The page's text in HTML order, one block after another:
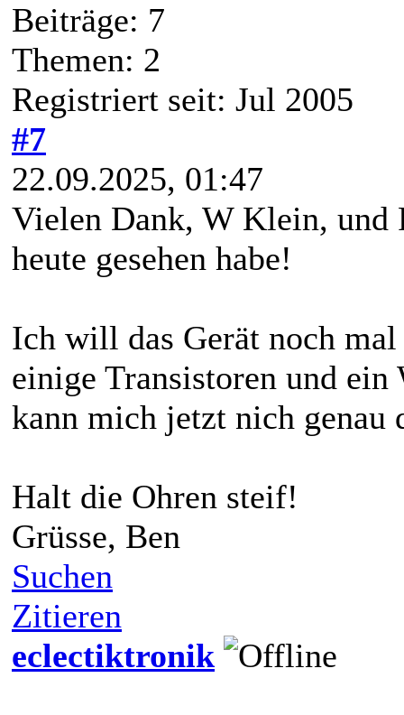
Beiträge: 7
Themen: 2
Registriert seit: Jul 2005
#7
22.09.2025, 01:47
Vielen Dank, W Klein, und
heute gesehen habe!
Ich will das Gerät noch
einige Transistoren und ein
kann mich jetzt nich genau
Halt die Ohren steif!
Grüsse, Ben
Suchen
Zitieren
eclectiktronik